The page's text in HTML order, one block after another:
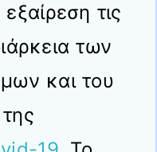
τις
των
και του